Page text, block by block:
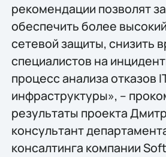
рекомендации позволят
обеспечить более
сетевой защиты, снизить
специалистов на
процесс анализа отказов
инфраструктуры», –
результаты проекта
консультант
консалтинга компании